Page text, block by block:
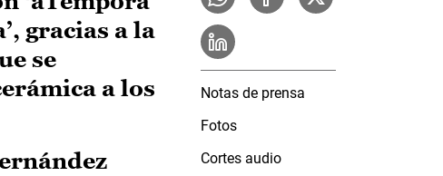
gracias a la
se
a los
Notas de prensa
Fotos
Cortes audio